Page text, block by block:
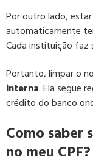
Por outro lado,
automaticamente
Cada instituição faz
Portanto, limpar o
interna. Ela segue
crédito do banco
Como saber
no meu CPF?